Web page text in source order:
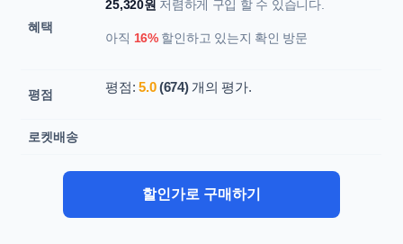
혜택
25,320원 저렴하게 구입 할 수 있습니다.
아직 16%할인하고 있는지 확인 방문
평점 평점:5.0 (674)개의 평가.
로켓배송
할인가로 구매하기